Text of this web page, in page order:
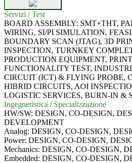
Servizi / Test
BOARD ASSEMBLY: SMT+THT,
WIRING, SI/PI SIMULATION,
BOUNDARY SCAN (JTAG), 3D
INSPECTION, TURNKEY
PRODUCTION EQUIPMENT,
FUNCTIONALITY TEST,
CIRCUIT (ICT) & FLYING PROBE,
HIBRID CIRCUITS, AOI
LOGISTIC SERVICES, BURN-IN &
Ingegneristica / Specializzazione
HW/SW: DESIGN, CO-DESIGN,
DEVELOPMENT
Analog: DESIGN, CO-DESIGN,
Power: DESIGN, CO-DESIGN,
Mechanics: DESIGN, CO-DESIGN,
Embedded: DESIGN, CO-DESIGN,